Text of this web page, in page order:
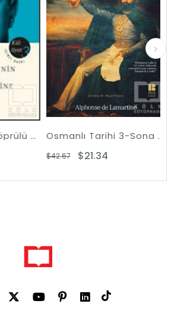
Mehmet Fuad Köprülü Külliyatı 3 - Bizans Müsseselerinin Osmanlı Müesseselerine Tesiri Osmanlı Tarihi 3-Sona Doğru
$21.34
$42.67